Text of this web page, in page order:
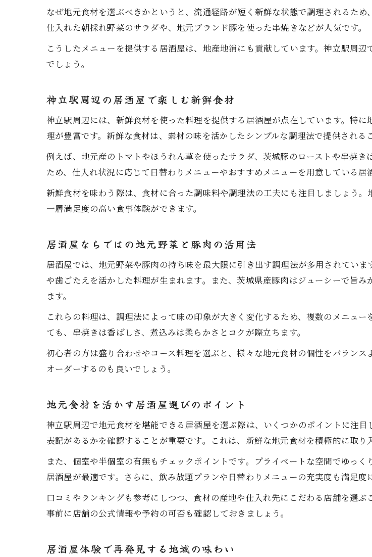
個室で味わう地元産の逸品料
居酒屋の個室で楽しむ地元
神立駅居酒屋の個室空間
飲み放題プランが充実したくつ
居酒屋の飲み放題プラン
居酒屋でくつろぐ飲み放題
居酒屋の飲み放題プラン
個室居酒屋の活用でプラ
地域の味覚をゆっくり堪能でき
神立駅周辺居酒屋の味覚
なぜ地元食材を選ぶべきかというと、流通経路が短く新鮮な状態で調理されるた
仕入れた朝採れ野菜のサラダや、地元ブランド豚を使った串焼きなどが人気です。
こうしたメニューを提供する居酒屋は、地産地消にも貢献しています。神立駅周
でしょう。
神立駅周辺の居酒屋で楽しむ新鮮食材
神立駅周辺には、新鮮食材を使った料理を提供する居酒屋が点在しています。特
理が豊富です。新鮮な食材は、素材の味を活かしたシンプルな調理法で提供される
例えば、地元産のトマトやほうれん草を使ったサラダ、茨城豚のローストや串焼
ため、仕入れ状況に応じて日替わりメニューやおすすめメニューを用意している居
新鮮食材を味わう際は、食材に合った調味料や調理法の工夫にも注目しましょう
一層満足度の高い食事体験ができます。
居酒屋ならではの地元野菜と豚肉の活用法
居酒屋では、地元野菜や豚肉の持ち味を最大限に引き出す調理法が多用されてい
や歯ごたえを活かした料理が生まれます。また、茨城県産豚肉はジューシーで旨
ます。
これらの料理は、調理法によって味の印象が大きく変化するため、複数のメニュ
ても、串焼きは香ばしさ、煮込みは柔らかさとコクが際立ちます。
初心者の方は盛り合わせやコース料理を選ぶと、様々な地元食材の個性をバラン
オーダーするのも良いでしょう。
地元食材を活かす居酒屋選びのポイント
神立駅周辺で地元食材を堪能できる居酒屋を選ぶ際は、いくつかのポイントに注
表記があるかを確認することが重要です。これは、新鮮な地元食材を積極的に取り
また、個室や半個室の有無もチェックポイントです。プライベートな空間でゆっ
居酒屋が最適です。さらに、飲み放題プランや日替わりメニューの充実度も満足度
口コミやランキングも参考にしつつ、食材の産地や仕入れ先にこだわる店舗を選
事前に店舗の公式情報や予約の可否も確認しておきましょう。
居酒屋体験で再発見する地域の味わい
お気軽にお問い合わせく
お気軽にお問い合わせく